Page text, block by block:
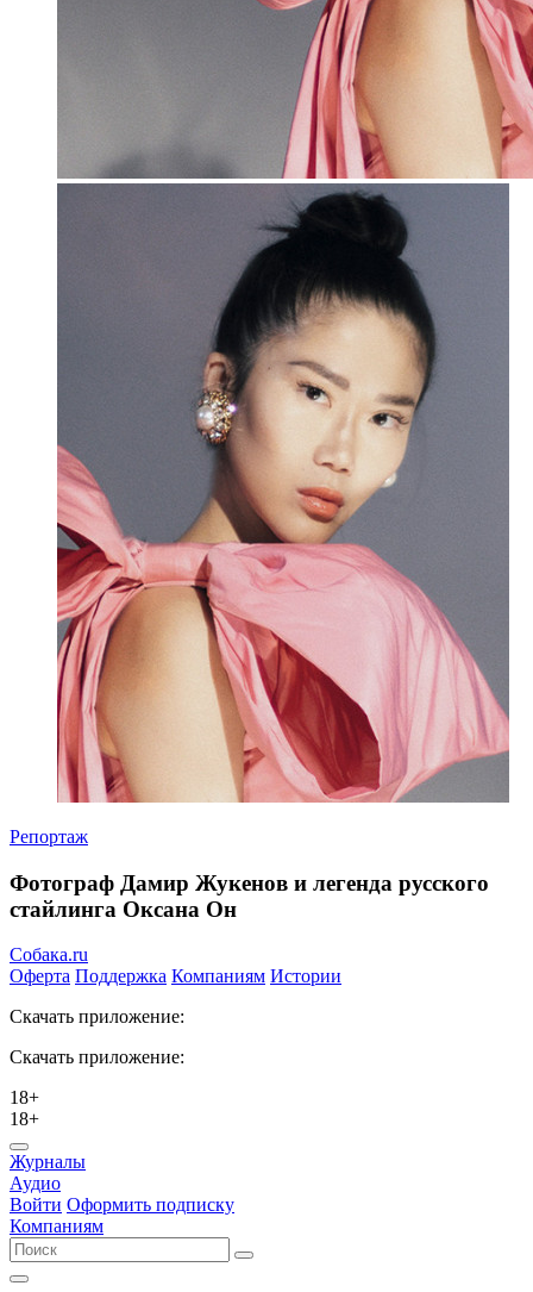
Репортаж
Фотограф Дамир Жукенов и легенда русского
стайлинга Оксана Он
Собака.ru
Оферта Поддержка Компаниям Истории
Скачать приложение:
Скачать приложение:
18+
18+
Журналы
Аудио
Войти Оформить подписку
Компаниям